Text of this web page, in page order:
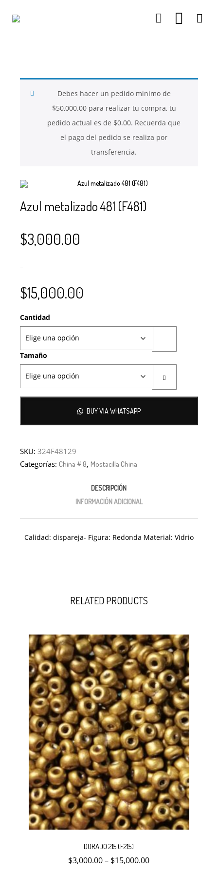
SE USAN PARA
BISUTERÍA Y
MOSTACILLA?
CURSOS
Debes hacer un pedido minimo de
$50,000.00para realizar tu compra, tu
pedido actual es de $0.00. Recuerda que
el pago del pedido se realiza por
transferencia.
Azul metalizado 481 (F481)
$3,000.00
–
$15,000.00
Cantidad
Tamaño
BUY VIA WHATSAPP
SKU:324F48129
Categorías:China # 8,Mostacilla China
DESCRIPCIÓN
INFORMACIÓN ADICIONAL
Calidad: dispareja- Figura: Redonda Material: Vidrio
RELATED PRODUCTS
Este
tiene
múltiples
variantes.
DORADO 215 (F215)
$3,000.00– $15,000.00